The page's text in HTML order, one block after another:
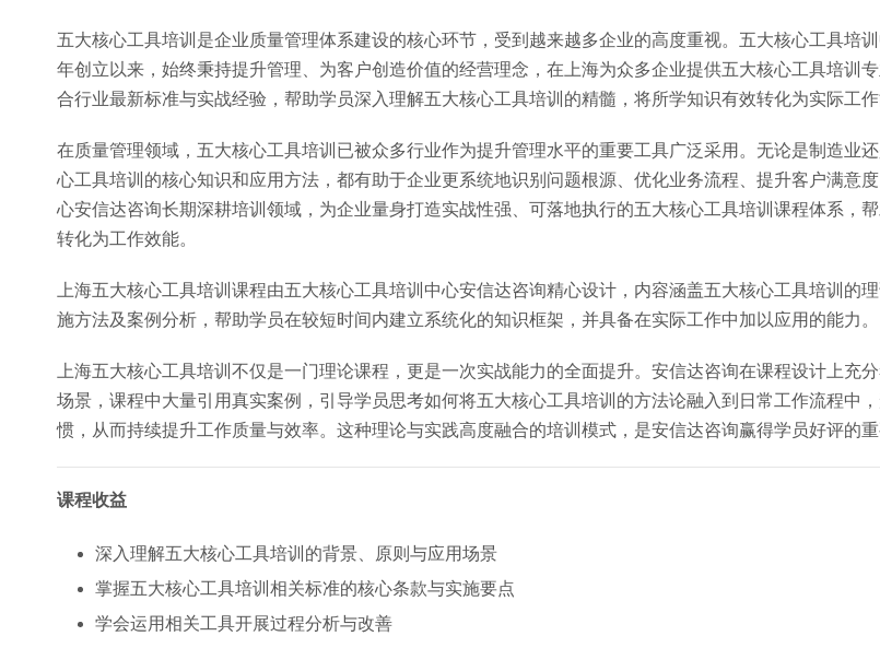
五大核心工具培训是企业质量管理体系建设的核心环节，受到越来越多企业的高度重视。五大核心工具培
年创立以来，始终秉持提升管理、为客户创造价值的经营理念，在上海为众多企业提供五大核心工具培训
合行业最新标准与实战经验，帮助学员深入理解五大核心工具培训的精髓，将所学知识有效转化为实际工作
在质量管理领域，五大核心工具培训已被众多行业作为提升管理水平的重要工具广泛采用。无论是制造业
心工具培训的核心知识和应用方法，都有助于企业更系统地识别问题根源、优化业务流程、提升客户满意
心安信达咨询长期深耕培训领域，为企业量身打造实战性强、可落地执行的五大核心工具培训课程体系，
转化为工作效能。
上海五大核心工具培训课程由五大核心工具培训中心安信达咨询精心设计，内容涵盖五大核心工具培训的
施方法及案例分析，帮助学员在较短时间内建立系统化的知识框架，并具备在实际工作中加以应用的能力。
上海五大核心工具培训不仅是一门理论课程，更是一次实战能力的全面提升。安信达咨询在课程设计上充
场景，课程中大量引用真实案例，引导学员思考如何将五大核心工具培训的方法论融入到日常工作流程中
惯，从而持续提升工作质量与效率。这种理论与实践高度融合的培训模式，是安信达咨询赢得学员好评的重
课程收益
深入理解五大核心工具培训的背景、原则与应用场景
掌握五大核心工具培训相关标准的核心条款与实施要点
学会运用相关工具开展过程分析与改善